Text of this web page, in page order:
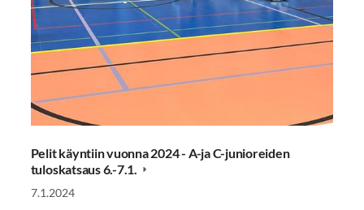
Pelit käyntiin vuonna 2024 - A-ja C-junioreiden
tuloskatsaus 6.-7.1.
7.1.2024